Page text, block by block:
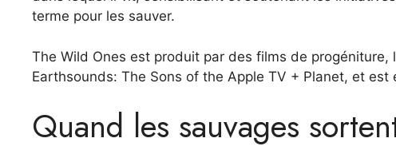
terme pour les sauver.
The Wild Ones est produit par des films de progéniture,
Earthsounds: The Sons of the Apple TV + Planet, et
Quand les sauvages